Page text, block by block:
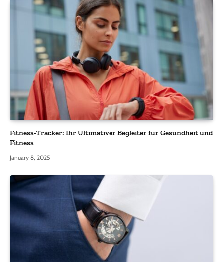
Fitness-Tracker: Ihr Ultimativer Begleiter für Gesundheit und
Fitness
January 8, 2025